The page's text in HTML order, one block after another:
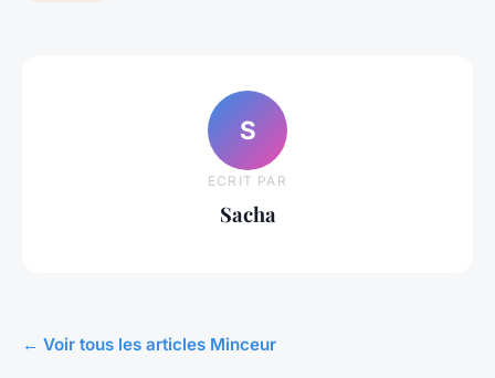
S
ECRIT PAR
Sacha
← Voir tous les articles Minceur